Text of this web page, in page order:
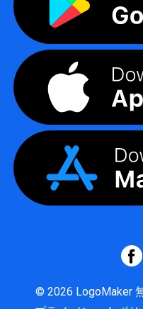
© 2026 LogoMaker